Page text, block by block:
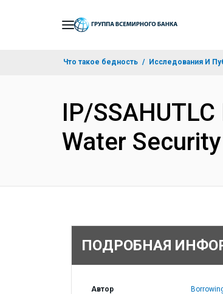
Что такое бедность Исследования И
IP/
Water
ПОДРОБНАЯ
Автор